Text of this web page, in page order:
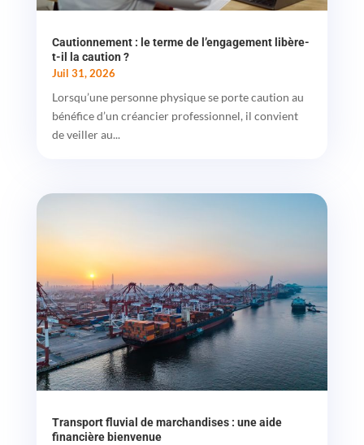
Cautionnement : le terme de l’engagement libère-
t-il la caution ?
Juil 31, 2026
Lorsqu’une personne physique se porte caution au
bénéfice d’un créancier professionnel, il convient
de veiller au...
Transport fluvial de marchandises : une aide
financière bienvenue